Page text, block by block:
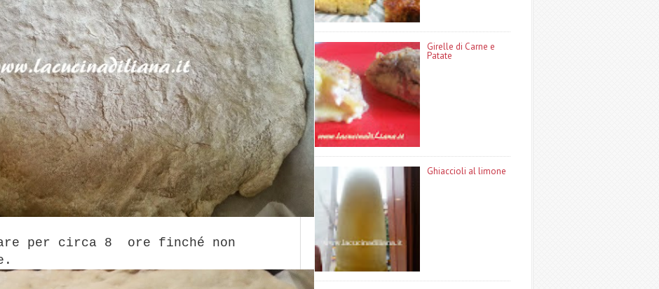
per circa 8 ore finché non
Girelle di Carne e
Patate
Ghiaccioli al limone